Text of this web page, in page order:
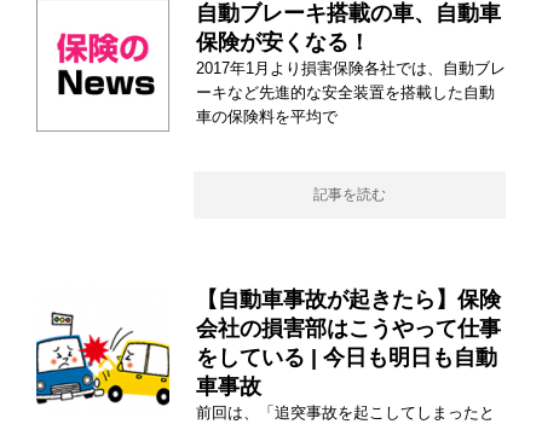
自動ブレーキ搭載の車、自動車
保険が安くなる！
2017年1月より損害保険各社では、自動ブレ
ーキなど先進的な安全装置を搭載した自動
車の保険料を平均で
記事を読む
【自動車事故が起きたら】保険
会社の損害部はこうやって仕事
をしている | 今日も明日も自動
車事故
前回は、「追突事故を起こしてしまったと